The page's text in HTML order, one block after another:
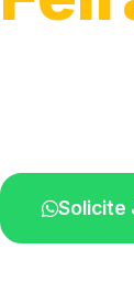
Solicite